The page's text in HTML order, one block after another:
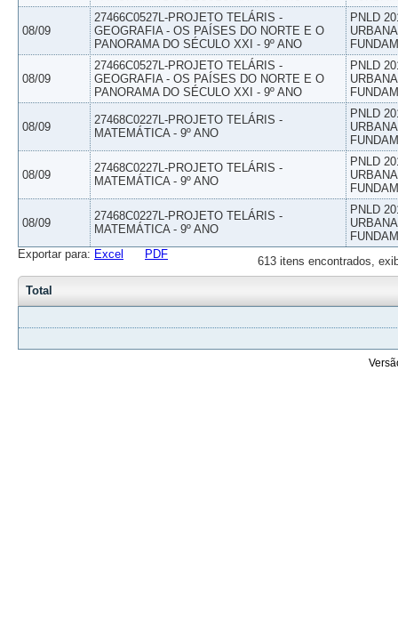
08/09
27466C0527L-PROJETO TELÁRIS -
GEOGRAFIA - OS PAÍSES DO NORTE E O
PANORAMA DO SÉCULO XXI - 9º ANO
PNLD
08/09
27466C0527L-PROJETO TELÁRIS -
GEOGRAFIA - OS PAÍSES DO NORTE E O
PANORAMA DO SÉCULO XXI - 9º ANO
PNLD
08/09
27468C0227L-PROJETO TELÁRIS -
MATEMÁTICA - 9º ANO
PNLD
08/09
27468C0227L-PROJETO TELÁRIS -
MATEMÁTICA - 9º ANO
PNLD
08/09
27468C0227L-PROJETO TELÁRIS -
MATEMÁTICA - 9º ANO
PNLD
613 itens encontrados,
Exportar para: Excel PDF
Total